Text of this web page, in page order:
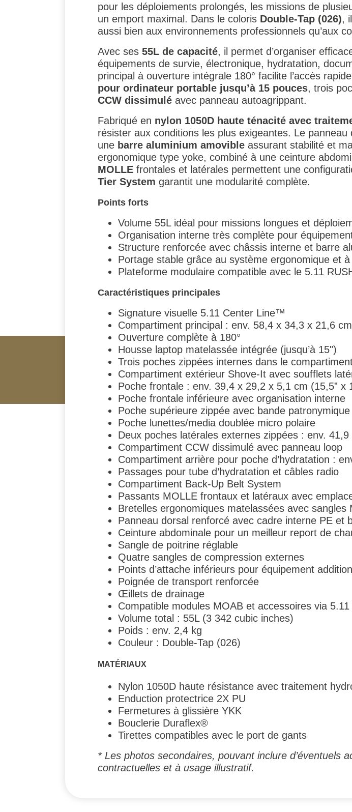
pour les déploiements prolongés, les missions de
un emport maximal. Dans le coloris Double-Tap (026),
aussi bien aux environnements professionnels qu’aux
Avec ses 55L de capacité, il permet d’organiser
équipements de survie, électronique, hydratation,
principal à ouverture intégrale 180° facilite l’accès
pour ordinateur portable jusqu’à 15 pouces, trois
CCW dissimulé avec panneau autoagrippant.
Fabriqué en nylon 1050D haute ténacité avec
résister aux conditions les plus exigeantes. Le
une barre aluminium amovible assurant stabilité et
ergonomique type yoke, combiné à une ceinture
MOLLE frontales et latérales permettent une
Tier System garantit une modularité complète.
Points forts
Volume 55L idéal pour missions longues et
Organisation interne très complète pour
Structure renforcée avec châssis interne et barre
Portage stable grâce au système ergonomique et
Plateforme modulaire compatible avec le 5.11
Caractéristiques principales
Signature visuelle 5.11 Center Line™
Compartiment principal : env. 58,4 x 34,3 x 21,6
Ouverture complète à 180°
Housse laptop matelassée intégrée (jusqu’à 15")
Trois poches zippées internes dans le
Compartiment extérieur Shove-It avec soufflets
Poche frontale : env. 39,4 x 29,2 x 5,1 cm (15,5” x
Poche frontale inférieure avec organisation interne
Poche supérieure zippée avec bande
Poche lunettes/media doublée micro polaire
Deux poches latérales externes zippées : env.
Compartiment CCW dissimulé avec panneau loop
Compartiment arrière pour poche d’hydratation :
Passages pour tube d’hydratation et câbles radio
Compartiment Back-Up Belt System
Passants MOLLE frontaux et latéraux avec
Bretelles ergonomiques matelassées avec sangles
Panneau dorsal renforcé avec cadre interne PE et
Ceinture abdominale pour un meilleur report de
Sangle de poitrine réglable
Quatre sangles de compression externes
Points d’attache inférieurs pour équipement
Poignée de transport renforcée
Œillets de drainage
Compatible modules MOAB et accessoires via
Volume total : 55L (3 342 cubic inches)
Poids : env. 2,4 kg
Couleur : Double-Tap (026)
MATÉRIAUX
Nylon 1050D haute résistance avec traitement
Enduction protectrice 2X PU
Fermetures à glissière YKK
Bouclerie Duraflex®
Tirettes compatibles avec le port de gants
* Les photos secondaires, pouvant inclure d’éventuels
contractuelles et à usage illustratif.